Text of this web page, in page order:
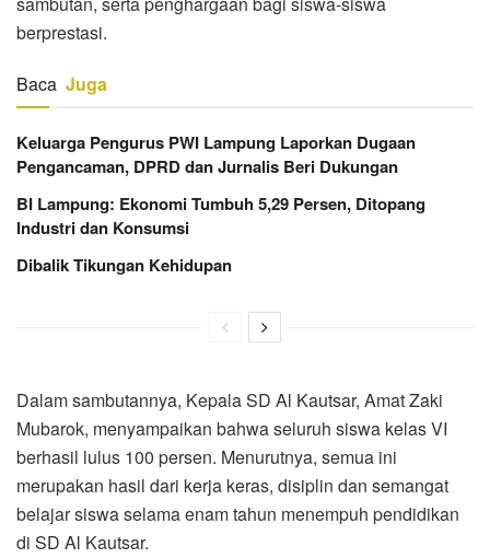
berprestasi.
Baca Juga
Keluarga Pengurus PWI Lampung Laporkan Dugaan
Pengancaman, DPRD dan Jurnalis Beri Dukungan
BI Lampung: Ekonomi Tumbuh 5,29 Persen, Ditopang
Industri dan Konsumsi
Dibalik Tikungan Kehidupan
Dalam sambutannya, Kepala SD Al Kautsar, Amat Zaki
Mubarok, menyampaikan bahwa seluruh siswa kelas VI
berhasil lulus 100 persen. Menurutnya, semua ini
merupakan hasil dari kerja keras, disiplin dan semangat
belajar siswa selama enam tahun menempuh pendidikan
di SD Al Kautsar.